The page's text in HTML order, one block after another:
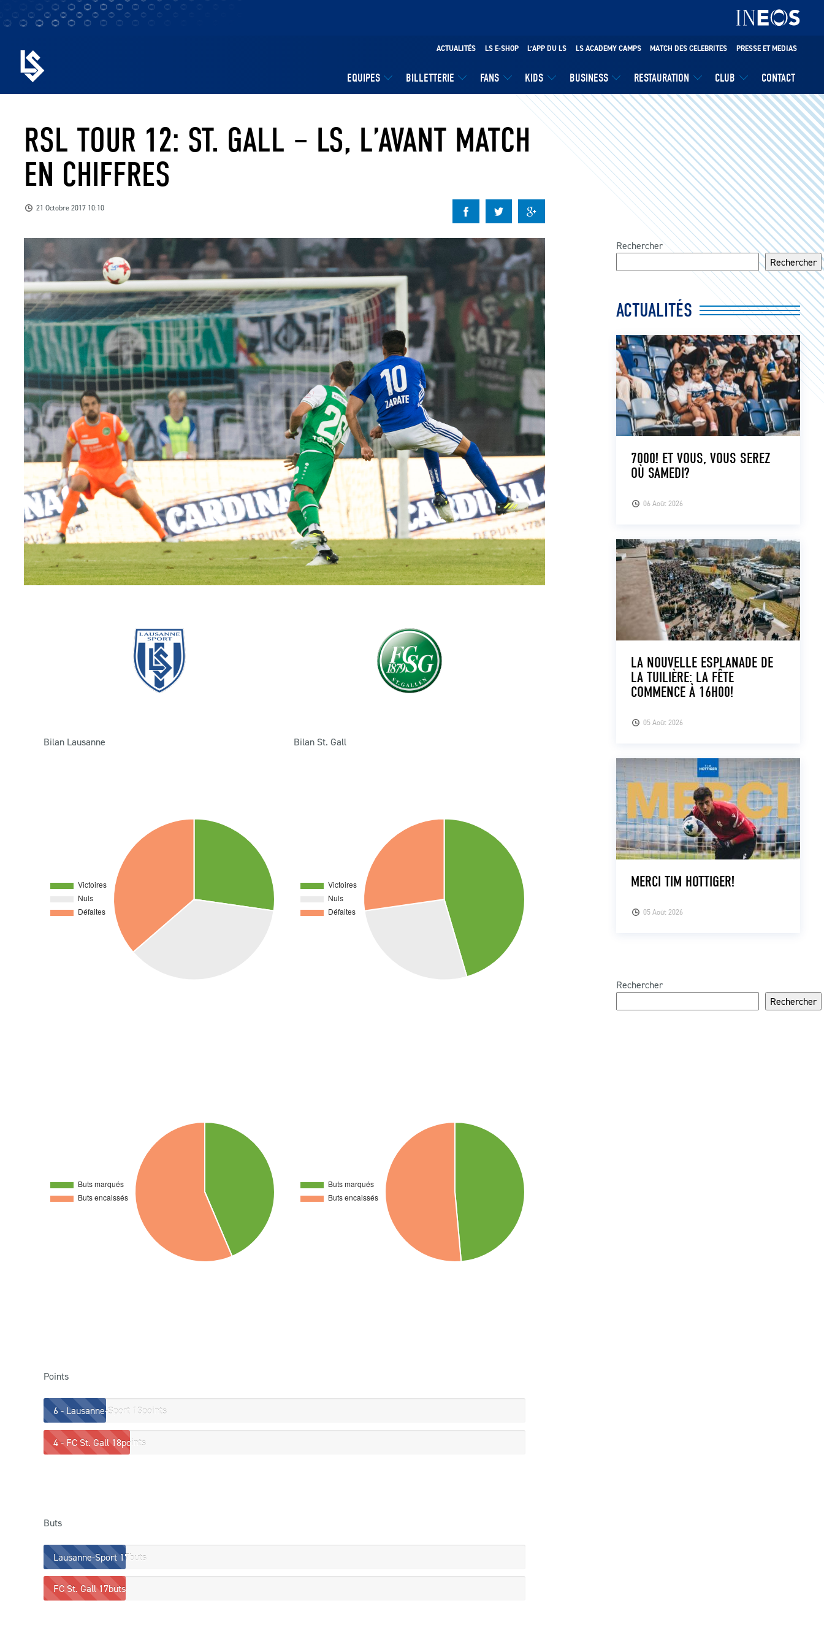
EQUIPES BILLETTERIE FANS KIDS BUSINESS RESTAURATION CLUB CONTACT
ACTUALITÉS LS E-SHOP L’APP DU LS LS ACADEMY CAMPS MATCH DES CELEBRITES PRESSE ET MEDIAS
RSL TOUR 12: ST. GALL – LS, L’AVANT MATCH
EN CHIFFRES
21 Octobre 2017 10:10
Bilan Lausanne Bilan St. Gall
Points
6 - Lausanne-Sport 13points
4 - FC St. Gall18points
Buts
Lausanne-Sport17buts
FC St. Gall17buts
Rechercher
Rechercher
ACTUALITÉS
06 Août 2026
7000! ET VOUS, VOUS SEREZ
OÙ SAMEDI?
05 Août 2026
LA NOUVELLE ESPLANADE DE
LA TUILIÈRE: LA FÊTE
COMMENCE À 16H00!
05 Août 2026
MERCI TIM HOTTIGER!
Rechercher
Rechercher